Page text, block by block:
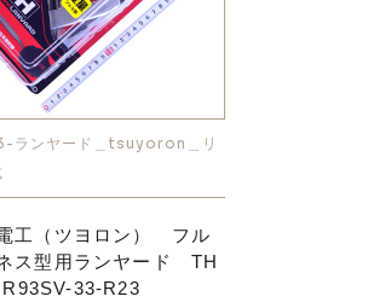
ランヤード＿tsuyoron＿リ
工（ツヨロン） フル
ス型用ランヤード TH
33-R23